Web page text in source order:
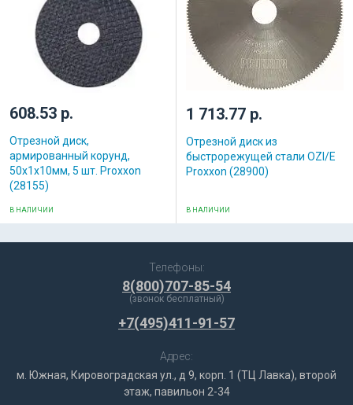
608.53 р.
Отрезной диск,
армированный корунд,
50х1х10мм, 5 шт. Proxxon
(28155)
В НАЛИЧИИ
1 713.77 р.
Отрезной диск из
быстрорежущей стали OZI/E
Proxxon (28900)
В НАЛИЧИИ
Телефоны:
8(800)707-85-54
(звонок бесплатный)
+7(495)411-91-57
Адрес:
м. Южная, Кировоградская ул., д 9, корп. 1 (ТЦ Лавка), второй
этаж, павильон 2-34